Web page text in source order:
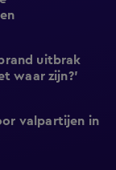
uitbrak
waar zijn?'
valpartijen in